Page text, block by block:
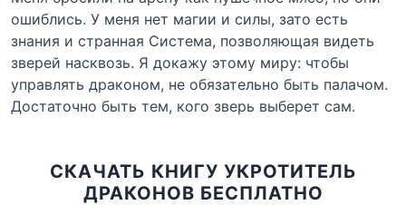
ошиблись. У меня нет магии и силы, зато есть
знания и странная Система, позволяющая видеть
зверей насквозь. Я докажу этому миру: чтобы
управлять драконом, не обязательно быть палачом.
Достаточно быть тем, кого зверь выберет сам.
СКАЧАТЬ КНИГУ УКРОТИТЕЛЬ
ДРАКОНОВ БЕСПЛАТНО